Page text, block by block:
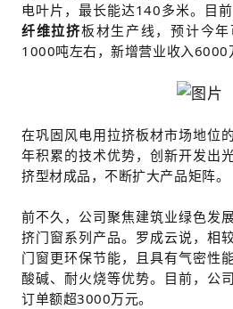
电叶片，最长能达140多米。目
纤维拉挤板材生产线，预计今
1000吨左右，新增营业收入6000
在巩固风电用拉挤板材市场地位
年积累的技术优势，创新开发出
挤型材成品，不断扩大产品矩阵。
前不久，公司聚焦建筑业绿色发
挤门窗系列产品。罗成云说，相
门窗更环保节能，且具有气密性
酸碱、耐火烧等优势。目前，公
订单额超3000万元。